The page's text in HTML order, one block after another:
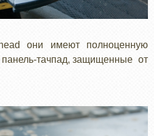
они имеют полноценную
панель-тачпад, защищенные от